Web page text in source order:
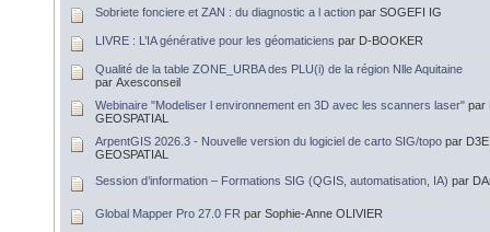
Sobriete fonciere et ZAN : du diagnostic a l action par SOGEFI IG
LIVRE : L’IA générative pour les géomaticiens par D-BOOKER
Qualité de la table ZONE_URBA des PLU(i) de la région Nlle Aquitaine
par Axesconseil
Webinaire "Modeliser l environnement en 3D avec les scanners laser" par
GEOSPATIAL
ArpentGIS 2026.3 - Nouvelle version du logiciel de carto SIG/topo par D3E
GEOSPATIAL
Session d’information – Formations SIG (QGIS, automatisation, IA) par
Global Mapper Pro 27.0 FR par Sophie-Anne OLIVIER